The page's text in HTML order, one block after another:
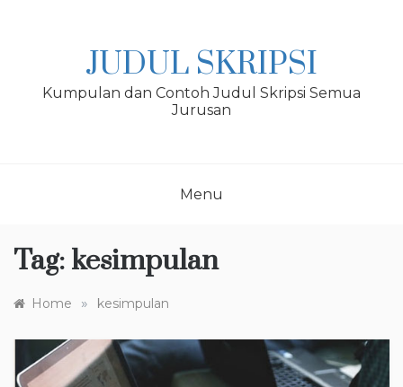
JUDUL SKRIPSI
Kumpulan dan Contoh Judul Skripsi Semua
Jurusan
Menu
Tag: kesimpulan
Home » kesimpulan